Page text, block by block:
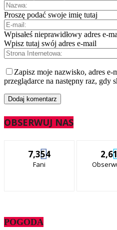
Proszę podać swoje imię tutaj
Wpisałeś nieprawidłowy adres e-
Wpisz tutaj swój adres e-mail
Zapisz moje nazwisko, adres
przeglądarce na następny raz, gdy
OBSERWUJ NAS
7,354
Fani
POGODA